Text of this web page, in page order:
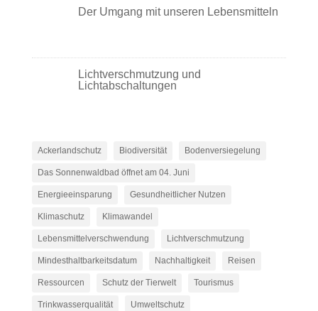
Der Umgang mit unseren Lebensmitteln
Lichtverschmutzung und
Lichtabschaltungen
Ackerlandschutz Biodiversität Bodenversiegelung
Das Sonnenwaldbad öffnet am 04. Juni
Energieeinsparung Gesundheitlicher Nutzen
Klimaschutz Klimawandel
Lebensmittelverschwendung Lichtverschmutzung
Mindesthaltbarkeitsdatum Nachhaltigkeit Reisen
Ressourcen Schutz der Tierwelt Tourismus
Trinkwasserqualität Umweltschutz